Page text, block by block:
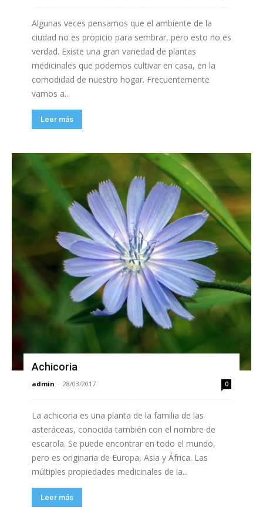
Algunas veces pensamos que el ambiente de la
ciudad no es propicio para sembrar, pero esto no es
verdad. Existe una gran variedad de plantas
medicinales que podemos cultivar en casa, en la
comodidad de nuestro hogar. Frecuentemente
vamos a...
Leer más
Achicoria
admin - 28/03/2017 0
La achicoria es una planta de la familia de las
asteráceas, conocida también con el nombre de
escarola. Se puede encontrar en todo el mundo,
pero es originaria de Europa, Asia y África. Las
múltiples propiedades medicinales de la...
Leer más